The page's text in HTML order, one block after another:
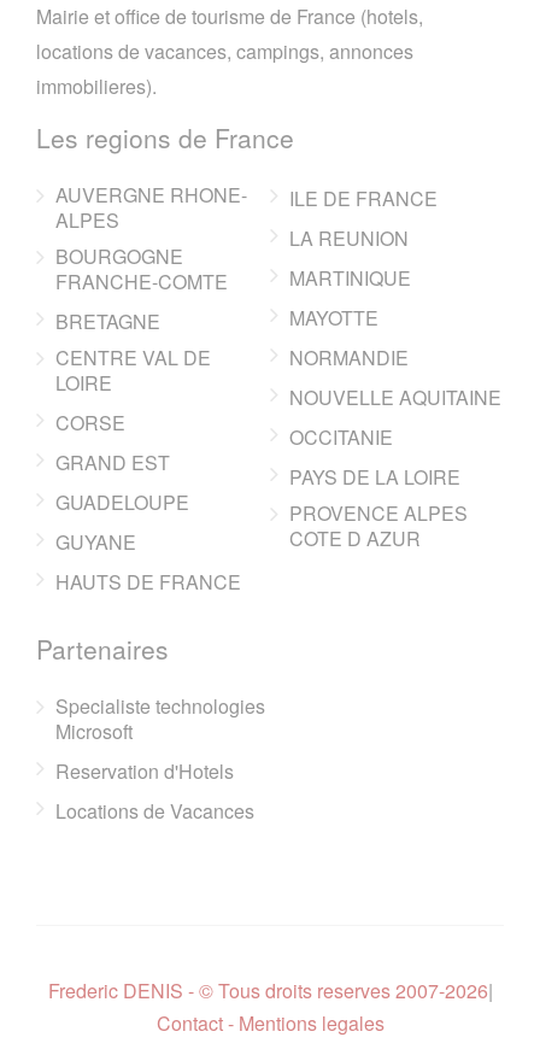
Mairie et office de tourisme de France (hotels,
locations de vacances, campings, annonces
immobilieres).
Les regions de France
AUVERGNE RHONE-
ALPES
BOURGOGNE
FRANCHE-COMTE
BRETAGNE
CENTRE VAL DE
LOIRE
CORSE
GRAND EST
GUADELOUPE
GUYANE
HAUTS DE FRANCE
ILE DE FRANCE
LA REUNION
MARTINIQUE
MAYOTTE
NORMANDIE
NOUVELLE AQUITAINE
OCCITANIE
PAYS DE LA LOIRE
PROVENCE ALPES
COTE D AZUR
Partenaires
Specialiste technologies
Microsoft
Reservation d'Hotels
Locations de Vacances
Frederic DENIS - © Tous droits reserves 2007-2026|
Contact - Mentions legales